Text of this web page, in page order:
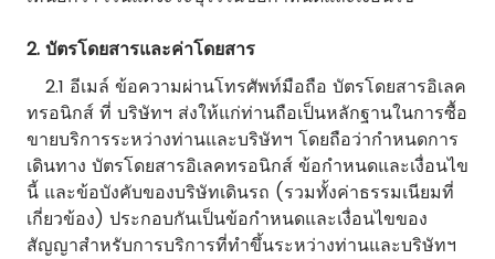
2. บัตรโดยสารและค่าโดยสาร
2.1 อีเมล์ ข้อความผ่านโทรศัพท์มือถือ บัตรโดยสารอิเลค
ทรอนิกส์ ที่ บริษัทฯ ส่งให้แก่ท่านถือเป็นหลักฐานในการซื้อ
ขายบริการระหว่างท่านและบริษัทฯ โดยถือว่ากำหนดการ
เดินทาง บัตรโดยสารอิเลคทรอนิกส์ ข้อกำหนดและเงื่อนไข
นี้ และข้อบังคับของบริษัทเดินรถ (รวมทั้งค่าธรรมเนียมที่
เกี่ยวข้อง) ประกอบกันเป็นข้อกำหนดและเงื่อนไขของ
สัญญาสำหรับการบริการที่ทำขึ้นระหว่างท่านและบริษัทฯ